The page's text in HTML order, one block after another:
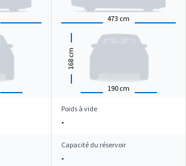
473 cm
190 cm
168
cm
Poids à vide
-
Capacité du réservoir
-